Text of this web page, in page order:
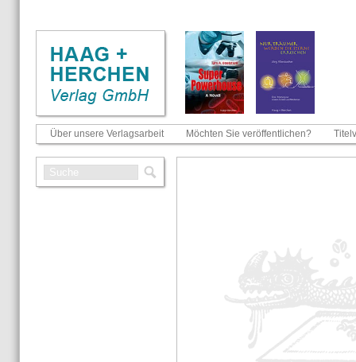
Über unsere Verlagsarbeit Möchten Sie veröffentlichen?